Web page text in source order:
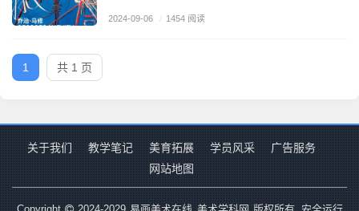
2024-09-06 / 1454 阅读
1 共 1 页
关于我们 教学笔记 美育拓展 学员风采
广告服务
网站地图